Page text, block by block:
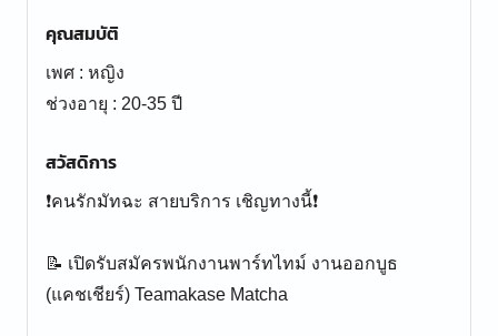
คุณสมบัติ
เพศ : หญิง
ช่วงอายุ : 20-35 ปี
สวัสดิการ
❗️คนรักมัทฉะ สายบริการ เชิญทางนี้❗️
📝 เปิดรับสมัครพนักงานพาร์ทไทม์ งานออกบูธ
(แคชเชียร์) Teamakase Matcha